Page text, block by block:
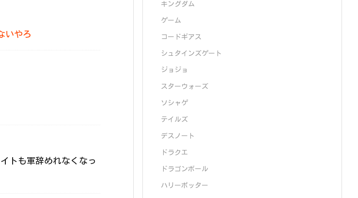
いやろ
トも軍辞めれなくなっ
キングダム
ゲーム
コードギアス
シュタインズゲート
ジョジョ
スターウォーズ
ソシャゲ
テイルズ
デスノート
ドラクエ
ドラゴンボール
ハリーポッター